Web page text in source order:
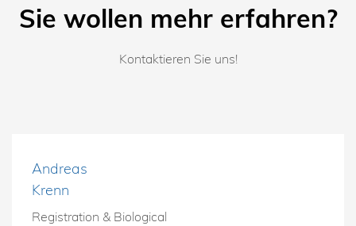
Sie wollen mehr erfahren?
Kontaktieren Sie uns!
Andreas
Krenn
Registration & Biological